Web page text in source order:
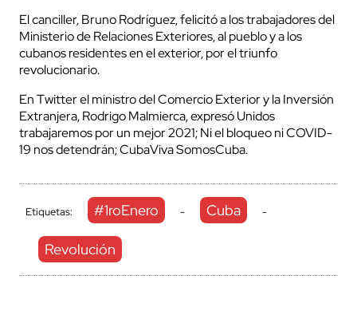
El canciller, Bruno Rodríguez, felicitó a los trabajadores del
Ministerio de Relaciones Exteriores, al pueblo y a los
cubanos residentes en el exterior, por el triunfo
revolucionario.
En Twitter el ministro del Comercio Exterior y la Inversión
Extranjera, Rodrigo Malmierca, expresó Unidos
trabajaremos por un mejor 2021; Ni el bloqueo ni COVID-
19 nos detendrán; CubaViva SomosCuba.
Etiquetas: #1roEnero - Cuba -
Revolución